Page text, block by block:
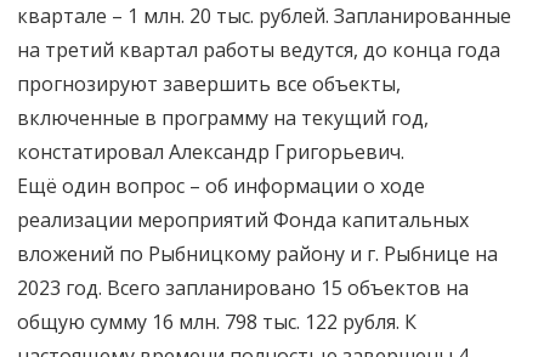
квартале – 1 млн. 20 тыс. рублей. Запланированные
на третий квартал работы ведутся, до конца года
прогнозируют завершить все объекты,
включенные в программу на текущий год,
констатировал Александр Григорьевич.
Ещё один вопрос – об информации о ходе
реализации мероприятий Фонда капитальных
вложений по Рыбницкому району и г. Рыбнице на
2023 год. Всего запланировано 15 объектов на
общую сумму 16 млн. 798 тыс. 122 рубля. К